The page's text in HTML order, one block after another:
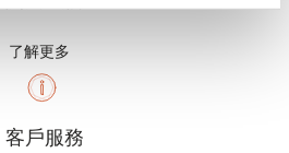
了解更多
客戶服務